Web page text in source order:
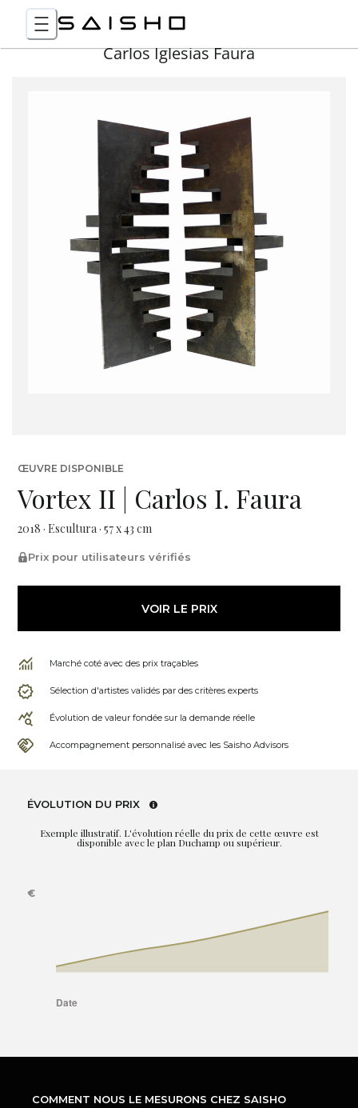
Carlos Iglesias Faura
ŒUVRE DISPONIBLE
Vortex II | Carlos I. Faura
2018 · Escultura · 57 x 43 cm
Prix pour utilisateurs vérifiés
VOIR LE PRIX
Marché coté avec des prix traçables
Sélection d'artistes validés par des critères experts
Évolution de valeur fondée sur la demande réelle
Accompagnement personnalisé avec les Saisho Advisors
ÉVOLUTION DU PRIX
Exemple illustratif. L'évolution réelle du prix de cette œuvre est
disponible avec le plan Duchamp ou supérieur.
COMMENT NOUS LE MESURONS CHEZ SAISHO